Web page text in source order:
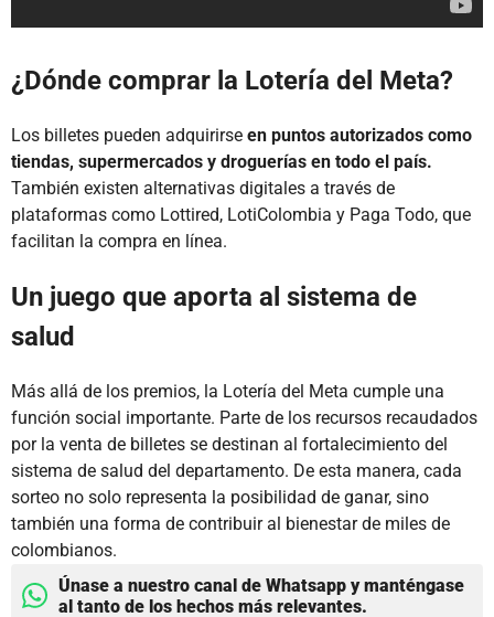
¿Dónde comprar la Lotería del Meta?
Los billetes pueden adquirirse en puntos autorizados como
tiendas, supermercados y droguerías en todo el país.
También existen alternativas digitales a través de
plataformas como Lottired, LotiColombia y Paga Todo, que
facilitan la compra en línea.
Un juego que aporta al sistema de
salud
Más allá de los premios, la Lotería del Meta cumple una
función social importante. Parte de los recursos recaudados
por la venta de billetes se destinan al fortalecimiento del
sistema de salud del departamento. De esta manera, cada
sorteo no solo representa la posibilidad de ganar, sino
también una forma de contribuir al bienestar de miles de
colombianos.
Únase a nuestro canal de Whatsapp y manténgase
al tanto de los hechos más relevantes.